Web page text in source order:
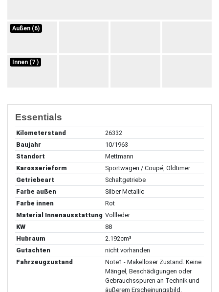
Außen (6)
Innen (7 )
Essentials
Kilometerstand
26332
Baujahr
10/1963
Standort
Mettmann
Karosserieform
Sportwagen / Coupé, Oldtimer
Getriebeart
Schaltgetriebe
Farbe außen
Silber Metallic
Farbe innen
Rot
Material Innenausstattung Vollleder
KW
88
Hubraum
2.192cm³
Gutachten
nicht vorhanden
Fahrzeugzustand
Note1 - Makelloser Zustand. Keine
Mängel, Beschädigungen oder
Gebrauchsspuren an Technik und
äußerem Erscheinungsbild.